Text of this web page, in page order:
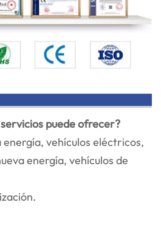
puede ofrecer?
energía, vehículos eléctricos,
energía, vehículos de